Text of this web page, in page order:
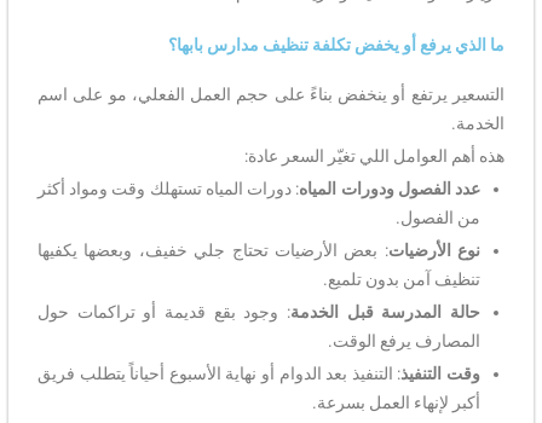
ما الذي يرفع أو يخفض تكلفة تنظيف مدارس بابها؟
التسعير يرتفع أو ينخفض بناءً على حجم العمل الفعلي، مو على اسم
الخدمة.
هذه أهم العوامل اللي تغيّر السعر عادة:
عدد الفصول ودورات المياه: دورات المياه تستهلك وقت ومواد أكثر
من الفصول.
نوع الأرضيات: بعض الأرضيات تحتاج جلي خفيف، وبعضها يكفيها
تنظيف آمن بدون تلميع.
حالة المدرسة قبل الخدمة: وجود بقع قديمة أو تراكمات حول
المصارف يرفع الوقت.
وقت التنفيذ: التنفيذ بعد الدوام أو نهاية الأسبوع أحياناً يتطلب فريق
أكبر لإنهاء العمل بسرعة.